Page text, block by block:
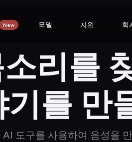
New 모델 자원 회
리를
기를 만
AI 도구를 사용하여 음성을